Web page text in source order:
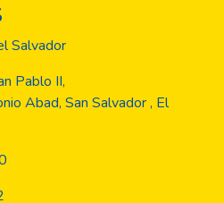
Salvador
Pablo II,
Abad, San Salvador , El